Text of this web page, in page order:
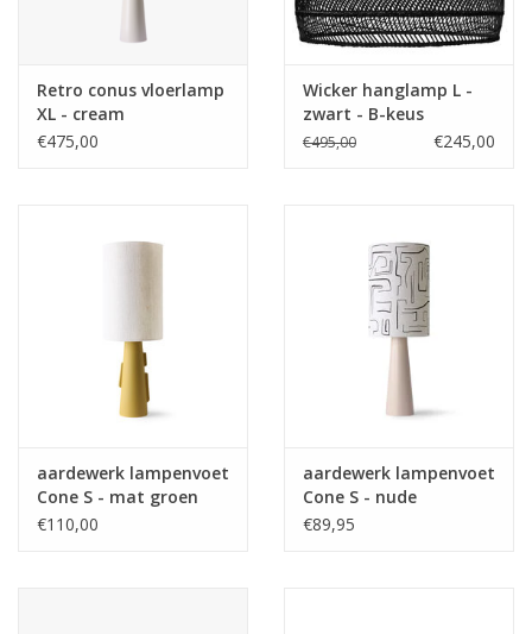
Retro conus vloerlamp
XL - cream
€475,00
Wicker hanglamp L -
zwart - B-keus
€495,00 €245,00
aardewerk lampenvoet
Cone S - mat groen
€110,00
aardewerk lampenvoet
Cone S - nude
€89,95